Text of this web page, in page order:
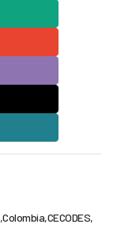
Colombia CECODES